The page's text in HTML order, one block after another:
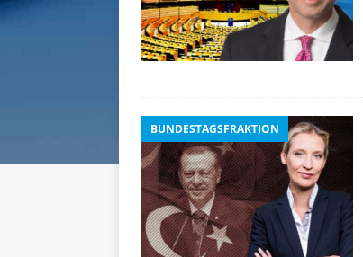
BUNDESTAGSFRAKTION